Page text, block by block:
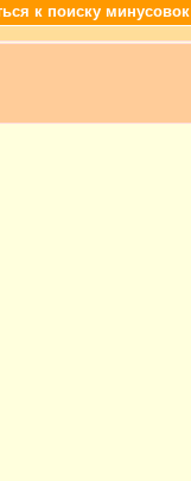
к поиску минусовок